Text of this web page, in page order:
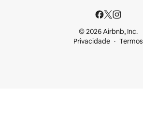
© 2026 Airbnb, Inc.
Privacidade
Termos